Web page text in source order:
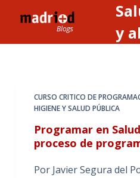
l
y
CURSO CRITICO DE
HIGIENE Y SALUD PÚBLICA
Programar en
proceso de
Por Javier Segura del